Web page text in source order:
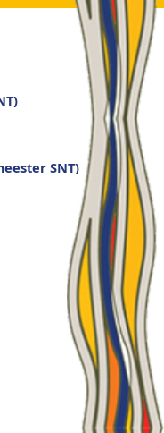
SNT)